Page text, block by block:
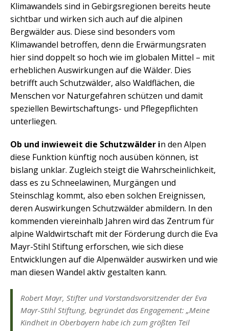
Klimawandels sind in Gebirgsregionen bereits heute
sichtbar und wirken sich auch auf die alpinen
Bergwälder aus. Diese sind besonders vom
Klimawandel betroffen, denn die Erwärmungsraten
hier sind doppelt so hoch wie im globalen Mittel – mit
erheblichen Auswirkungen auf die Wälder. Dies
betrifft auch Schutzwälder, also Waldflächen, die
Menschen vor Naturgefahren schützen und damit
speziellen Bewirtschaftungs- und Pflegepflichten
unterliegen.
Ob und inwieweit die Schutzwälder in den Alpen
diese Funktion künftig noch ausüben können, ist
bislang unklar. Zugleich steigt die Wahrscheinlichkeit,
dass es zu Schneelawinen, Murgängen und
Steinschlag kommt, also eben solchen Ereignissen,
deren Auswirkungen Schutzwälder abmildern. In den
kommenden viereinhalb Jahren wird das Zentrum für
alpine Waldwirtschaft mit der Förderung durch die Eva
Mayr-Stihl Stiftung erforschen, wie sich diese
Entwicklungen auf die Alpenwälder auswirken und wie
man diesen Wandel aktiv gestalten kann.
Robert Mayr, Stifter und Vorstandsvorsitzender der Eva
Mayr-Stihl Stiftung, begründet das Engagement: „Meine
Kindheit in Oberbayern habe ich zum größten Teil